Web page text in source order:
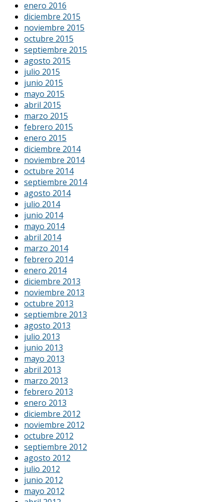
enero 2016
diciembre 2015
noviembre 2015
octubre 2015
septiembre 2015
agosto 2015
julio 2015
junio 2015
mayo 2015
abril 2015
marzo 2015
febrero 2015
enero 2015
diciembre 2014
noviembre 2014
octubre 2014
septiembre 2014
agosto 2014
julio 2014
junio 2014
mayo 2014
abril 2014
marzo 2014
febrero 2014
enero 2014
diciembre 2013
noviembre 2013
octubre 2013
septiembre 2013
agosto 2013
julio 2013
junio 2013
mayo 2013
abril 2013
marzo 2013
febrero 2013
enero 2013
diciembre 2012
noviembre 2012
octubre 2012
septiembre 2012
agosto 2012
julio 2012
junio 2012
mayo 2012